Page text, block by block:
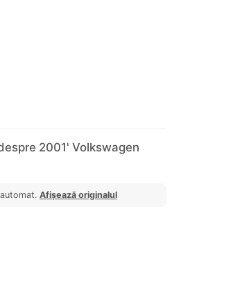
2001' Volkswagen
Afișează originalul